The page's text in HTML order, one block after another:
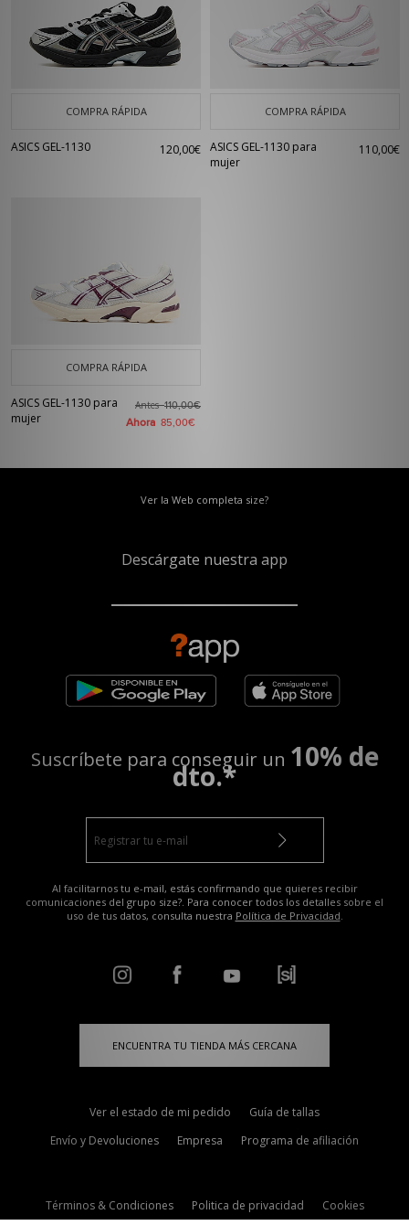
COMPRA RÁPIDA
ASICS GEL-1130 120,00€
COMPRA RÁPIDA
ASICS GEL-1130 para
mujer
110,00€
COMPRA RÁPIDA
ASICS GEL-1130 para
mujer
Antes110,00€
Ahora 85,00€
Ver la Web completa size?
Descárgate nuestra app
Suscríbete para conseguir un 10% de
dto.*
Al facilitarnos tu e-mail, estás confirmando que quieres recibir
comunicaciones del grupo size?. Para conocer todos los detalles sobre el
uso de tus datos, consulta nuestra Política de Privacidad.
ENCUENTRA TU TIENDA MÁS CERCANA
Ver el estado de mi pedido
Guía de tallas
Envío y Devoluciones
Empresa Programa de afiliación
Términos & Condiciones Politica de privacidad Cookies